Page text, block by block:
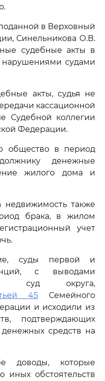
в Верховный
Синельникова О.В.
судебные акты в
судами
акты, судья не
кассационной
Судебной коллегии
Федерации.
общество в период
денежные
жилого дома и
недвижимость также
брака, в жилом
учет
суды первой и
с выводами
суд округа,
45 Семейного
и исходили из
подтверждающих
средств на
доводы, которые
иных обстоятельств